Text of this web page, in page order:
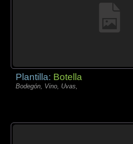
Plantilla: Botella
Bodegón, Vino, Uvas,